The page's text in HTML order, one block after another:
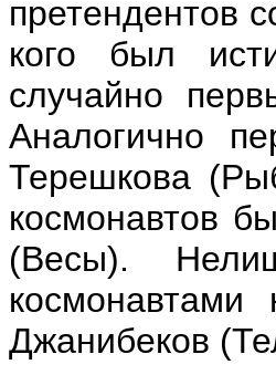
претендентов
кого был
случайно
Аналогично
Терешкова
космонавтов
(Весы).
Джанибеков